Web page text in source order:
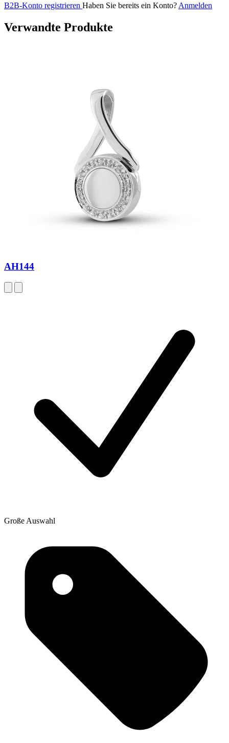
B2B-Konto registrieren Haben Sie bereits ein Konto? Anmelden
Verwandte Produkte
AH144
Große Auswahl